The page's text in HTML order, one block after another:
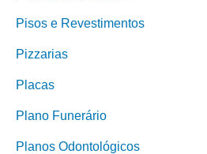
Pisos e Revestimentos
Pizzarias
Placas
Plano Funerário
Planos Odontológicos